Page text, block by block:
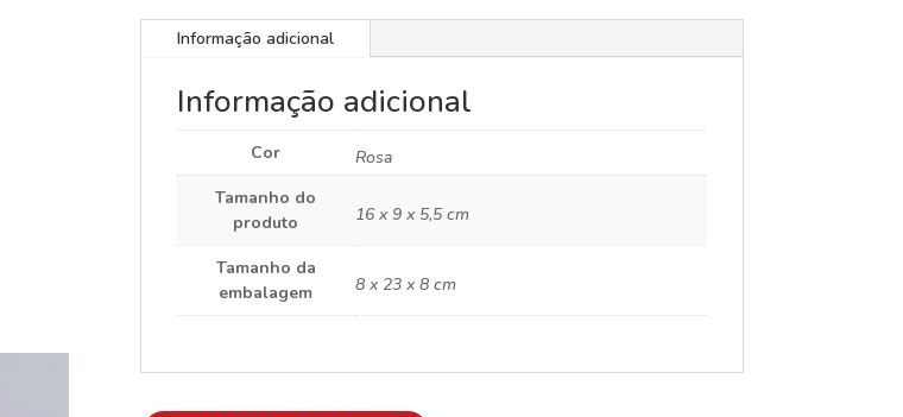
Informação adicional
Informação adicional
Cor
Rosa
Tamanho do
produto
16 x 9 x 5,5 cm
Tamanho da
embalagem
8 x 23 x 8 cm